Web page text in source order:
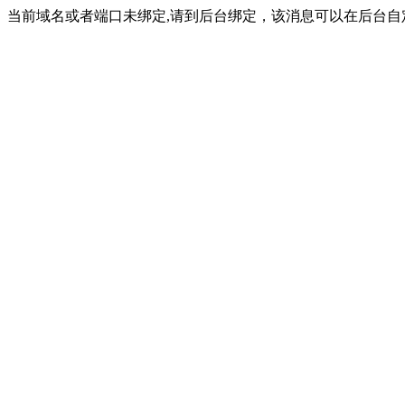
当前域名或者端口未绑定,请到后台绑定，该消息可以在后台自